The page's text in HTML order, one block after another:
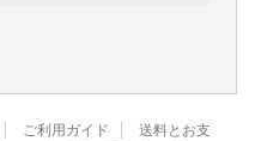
ご利用ガイド
送料とお支